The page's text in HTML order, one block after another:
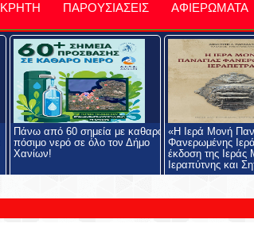
ΚΡΗΤΗ ΠΑΡΟΥΣΙΑΣΕΙΣ ΑΦΙΕΡΩΜΑΤΑ
Πάνω από 60 σημεία με καθαρό
πόσιμο νερό σε όλο τον Δήμο
Χανίων!
«Η Ιερά Μονή
Φανερωμένης
έκδοση της
Ιεραπύτνης και